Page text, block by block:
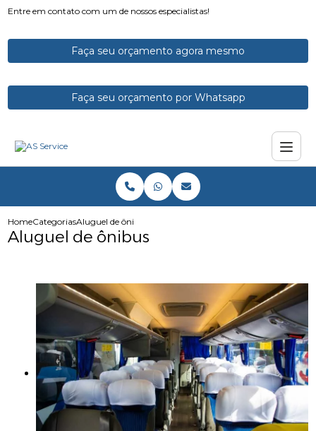
Entre em contato com um de nossos especialistas!
Faça seu orçamento agora mesmo
Faça seu orçamento por Whatsapp
HomeCategoriasAluguel de ônibus
Aluguel de ônibus